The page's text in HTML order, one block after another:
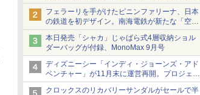
ザイン
フェラーリを手がけたピニンファリーナ、日本
の鉄道を初デザイン。南海電鉄が新たな「空港
特急」をなにわ筋線へ導入
本日発売「シャカ」じゃばら式4層収納ショル
ダーバッグが付録、MonoMax 9月号
ディズニーシー「インディ・ジョーンズ・アド
ベンチャー」が11月末に運営再開。プロジェク
ションマッピングを追加、DPAは1500円
クロックスのリカバリーサンダルがセールで半